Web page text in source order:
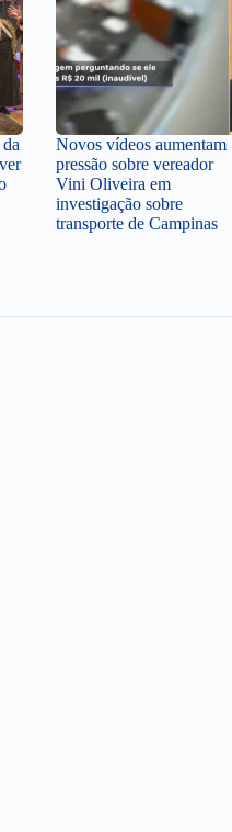
Novos vídeos aumentam
pressão sobre vereador
Vini Oliveira em
investigação sobre
transporte de Campinas